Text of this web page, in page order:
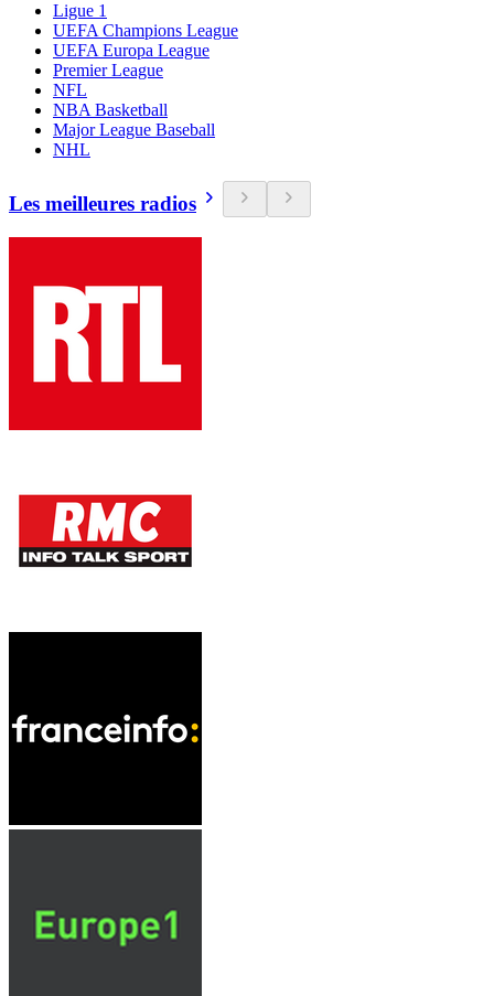
Ligue 1
UEFA Champions League
UEFA Europa League
Premier League
NFL
NBA Basketball
Major League Baseball
NHL
Les meilleures radios